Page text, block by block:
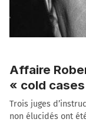
Affaire
« cold
Trois juges
non élucidés ont